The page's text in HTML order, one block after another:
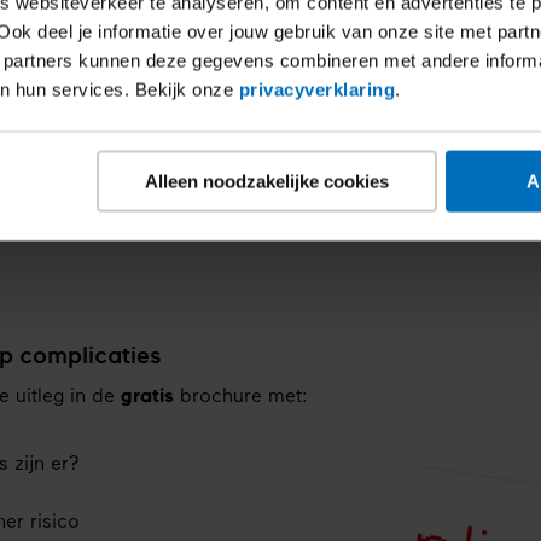
deel je informatie over jouw gebruik van onze site met
kunnen deze gegevens combineren met andere
hun services. Bekijk onze privacyverklaring.
Alleen noodzakelijke cookies
kunnen gaan schilferen en verdwijnen daarna. Soms blijft
suikerplekken doordat kleine bloedvaatjes op den
dan spuitplekken. Die kunnen ontstaan op
complicaties
uitleg in de gratis brochure met:
zijn er?
risico